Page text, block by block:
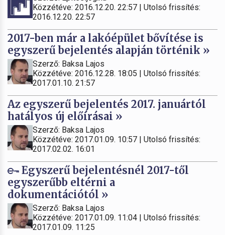
Közzétéve: 2016.12.20. 22:57 | Utolsó frissítés:
2016.12.20. 22:57
2017-ben már a lakóépület bővítése is
egyszerű bejelentés alapján történik »
Szerző: Baksa Lajos
Közzétéve: 2016.12.28. 18:05 | Utolsó frissítés:
2017.01.10. 21:57
Az egyszerű bejelentés 2017. januártól
hatályos új előírásai »
Szerző: Baksa Lajos
Közzétéve: 2017.01.09. 10:57 | Utolsó frissítés:
2017.02.02. 16:01
Egyszerű bejelentésnél 2017-től
egyszerűbb eltérni a
dokumentációtól »
Szerző: Baksa Lajos
Közzétéve: 2017.01.09. 11:04 | Utolsó frissítés:
2017.01.09. 11:25